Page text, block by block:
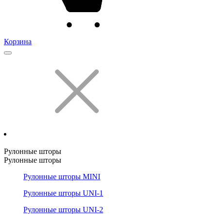
Корзина
Рулонные шторы
Рулонные шторы
Рулонные шторы MINI
Рулонные шторы UNI-1
Рулонные шторы UNI-2